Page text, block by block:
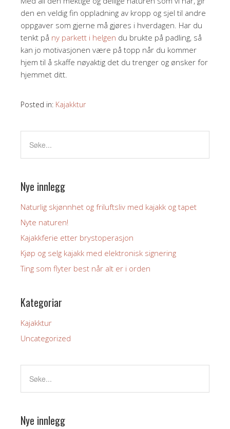
den en veldig fin oppladning av kropp og sjel til andre
oppgaver som gjerne må gjøres i hverdagen. Har du
tenkt på ny parkett i helgen du brukte på padling, så
kan jo motivasjonen være på topp når du kommer
hjem til å skaffe nøyaktig det du trenger og ønsker for
hjemmet ditt.
Posted in: Kajakktur
Nye innlegg
Naturlig skjønnhet og friluftsliv med kajakk og tapet
Nyte naturen!
Kajakkferie etter brystoperasjon
Kjøp og selg kajakk med elektronisk signering
Ting som flyter best når alt er i orden
Kategoriar
Kajakktur
Uncategorized
Nye innlegg